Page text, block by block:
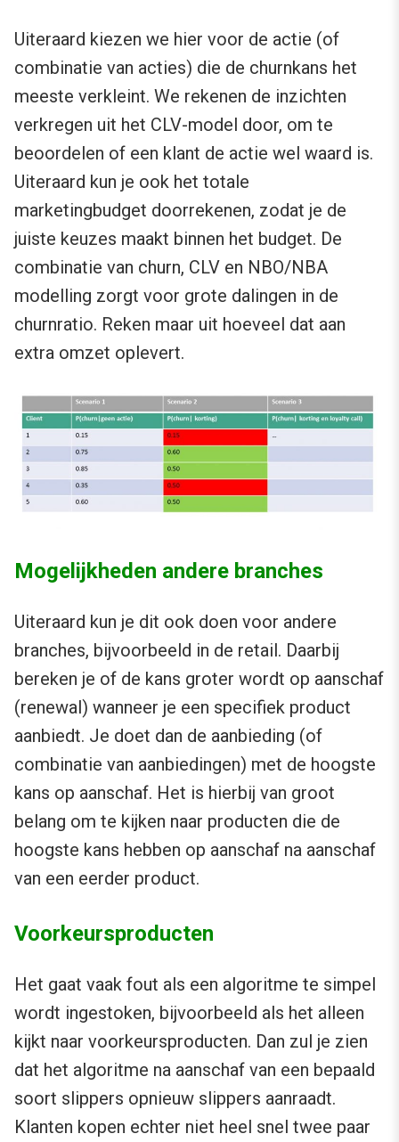
Uiteraard kiezen we hier voor de actie (of
combinatie van acties) die de churnkans het
meeste verkleint. We rekenen de inzichten
verkregen uit het CLV-model door, om te
beoordelen of een klant de actie wel waard is.
Uiteraard kun je ook het totale
marketingbudget doorrekenen, zodat je de
juiste keuzes maakt binnen het budget. De
combinatie van churn, CLV en NBO/NBA
modelling zorgt voor grote dalingen in de
churnratio. Reken maar uit hoeveel dat aan
extra omzet oplevert.
Mogelijkheden andere branches
Uiteraard kun je dit ook doen voor andere
branches, bijvoorbeeld in de retail. Daarbij
bereken je of de kans groter wordt op aanschaf
(renewal) wanneer je een specifiek product
aanbiedt. Je doet dan de aanbieding (of
combinatie van aanbiedingen) met de hoogste
kans op aanschaf. Het is hierbij van groot
belang om te kijken naar producten die de
hoogste kans hebben op aanschaf na aanschaf
van een eerder product.
Voorkeursproducten
Het gaat vaak fout als een algoritme te simpel
wordt ingestoken, bijvoorbeeld als het alleen
kijkt naar voorkeursproducten. Dan zul je zien
dat het algoritme na aanschaf van een bepaald
soort slippers opnieuw slippers aanraadt.
Klanten kopen echter niet heel snel twee paar